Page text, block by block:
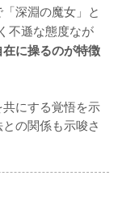
深淵の魔女」と
不遜な態度なが
に操るのが特徴
にする覚悟を示
の関係も示唆さ